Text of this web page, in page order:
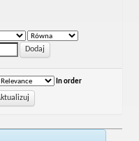
In order